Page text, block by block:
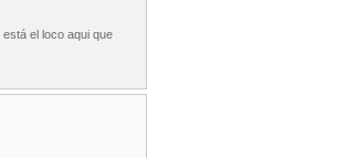
el loco aqui que